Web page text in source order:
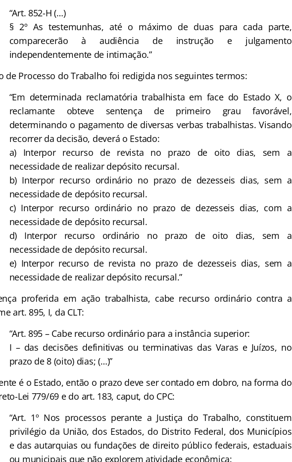
“Art. 852-H (…)
§ 2º As testemunhas, até o máximo de duas para cada parte,
comparecerão à audiência de instrução e julgamento
independentemente de intimação.”
de Processo do Trabalho foi redigida nos seguintes termos:
“Em determinada reclamatória trabalhista em face do Estado X, o
reclamante obteve sentença de primeiro grau favorável,
determinando o pagamento de diversas verbas trabalhistas. Visando
recorrer da decisão, deverá o Estado:
a) Interpor recurso de revista no prazo de oito dias, sem a
necessidade de realizar depósito recursal.
b) Interpor recurso ordinário no prazo de dezesseis dias, sem a
necessidade de depósito recursal.
c) Interpor recurso ordinário no prazo de dezesseis dias, com a
necessidade de depósito recursal.
d) Interpor recurso ordinário no prazo de oito dias, sem a
necessidade de depósito recursal.
e) Interpor recurso de revista no prazo de dezesseis dias, sem a
necessidade de realizar depósito recursal.”
proferida em ação trabalhista, cabe recurso ordinário contra a
art. 895, I, da CLT:
“Art. 895 – Cabe recurso ordinário para a instância superior:
I – das decisões definitivas ou terminativas das Varas e Juízos, no
prazo de 8 (oito) dias; (…)”
é o Estado, então o prazo deve ser contado em dobro, na forma do
Lei 779/69 e do art. 183, caput, do CPC:
“Art. 1º Nos processos perante a Justiça do Trabalho, constituem
privilégio da União, dos Estados, do Distrito Federal, dos Municípios
e das autarquias ou fundações de direito público federais, estaduais
ou municipais que não explorem atividade econômica: